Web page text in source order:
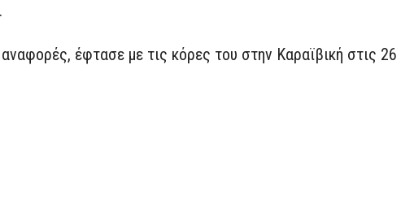
έφτασε με τις κόρες του στην Καραϊβική στις 26